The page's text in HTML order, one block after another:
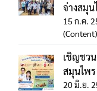
จ่างสมุน
15 ก.ค.
(Content)
เชิญชว
สมุนไพ
20 มิ.ย.